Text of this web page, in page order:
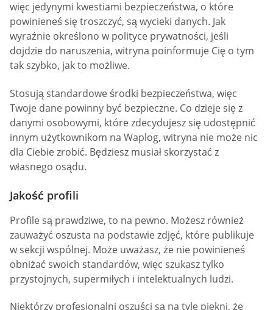
więc jedynymi kwestiami bezpieczeństwa, o które
powinieneś się troszczyć, są wycieki danych. Jak
wyraźnie określono w polityce prywatności, jeśli
dojdzie do naruszenia, witryna poinformuje Cię o tym
tak szybko, jak to możliwe.
Stosują standardowe środki bezpieczeństwa, więc
Twoje dane powinny być bezpieczne. Co dzieje się z
danymi osobowymi, które zdecydujesz się udostępnić
innym użytkownikom na Waplog, witryna nie może nic
dla Ciebie zrobić. Będziesz musiał skorzystać z
własnego osądu.
Jakość profili
Profile są prawdziwe, to na pewno. Możesz również
zauważyć oszusta na podstawie zdjęć, które publikuje
w sekcji wspólnej. Może uważasz, że nie powinieneś
obniżać swoich standardów, więc szukasz tylko
przystojnych, supermiłych i intelektualnych ludzi.
Niektórzy profesjonalni oszuści są na tyle piękni, że